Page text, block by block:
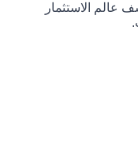
عالم الاستثمار